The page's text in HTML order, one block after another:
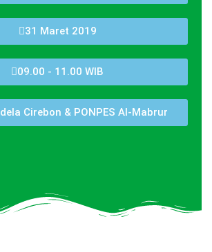
31 Maret 2019
09.00 - 11.00 WIB
Cirebon & PONPES Al-Mabrur